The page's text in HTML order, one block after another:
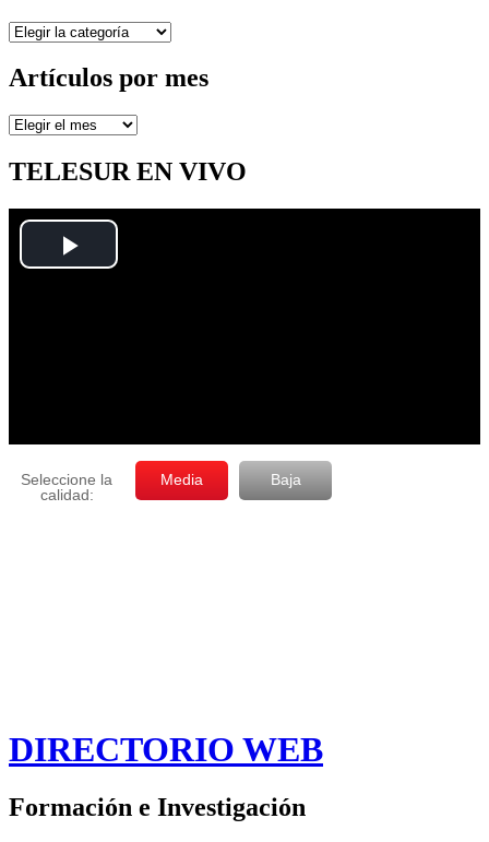
Secciones
Artículos por mes
Artículos
mes
TELESUR EN VIVO
DIRECTORIO WEB
Formación e Investigación